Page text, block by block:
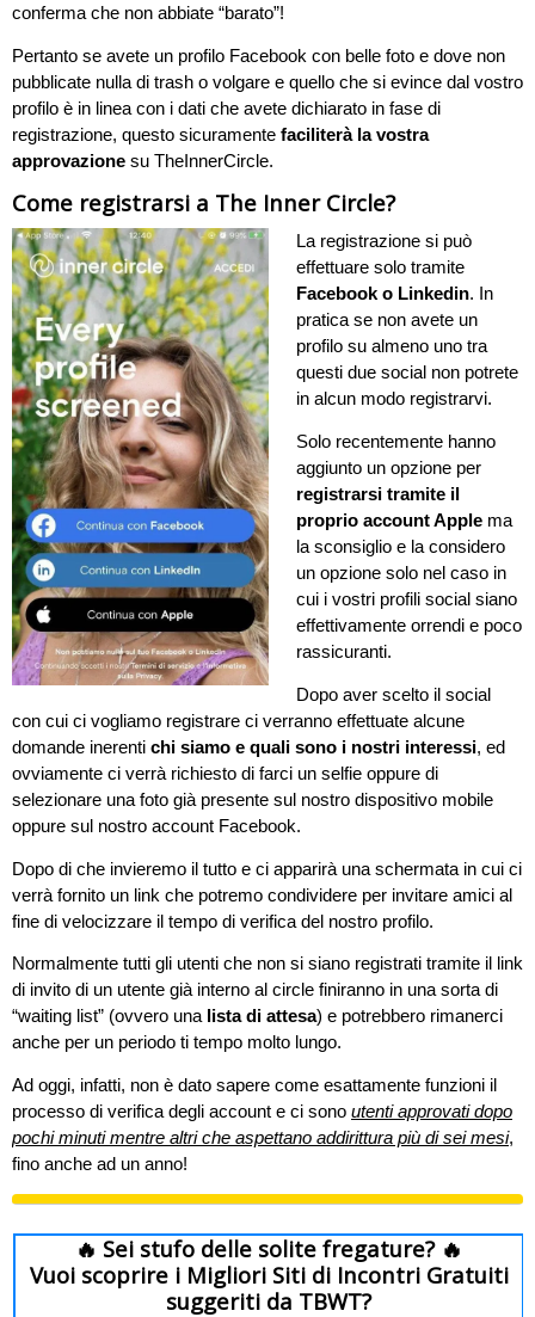
conferma che non abbiate “barato”!
Pertanto se avete un profilo Facebook con belle foto e dove non
pubblicate nulla di trash o volgare e quello che si evince dal vostro
profilo è in linea con i dati che avete dichiarato in fase di
registrazione, questo sicuramente faciliterà la vostra
approvazione su TheInnerCircle.
Come registrarsi a The Inner Circle?
La registrazione si può
effettuare solo tramite
Facebook o Linkedin. In
pratica se non avete un
profilo su almeno uno tra
questi due social non potrete
in alcun modo registrarvi.
Solo recentemente hanno
aggiunto un opzione per
registrarsi tramite il
proprio account Applema
la sconsiglio e la considero
un opzione solo nel caso in
cui i vostri profili social siano
effettivamente orrendi e poco
rassicuranti.
Dopo aver scelto il social
con cui ci vogliamo registrare ci verranno effettuate alcune
domande inerenti chi siamo e quali sono i nostri interessi, ed
ovviamente ci verrà richiesto di farci un selfie oppure di
selezionare una foto già presente sul nostro dispositivo mobile
oppure sul nostro account Facebook.
Dopo di che invieremo il tutto e ci apparirà una schermata in cui ci
verrà fornito un link che potremo condividere per invitare amici al
fine di velocizzare il tempo di verifica del nostro profilo.
Normalmente tutti gli utenti che non si siano registrati tramite il link
di invito di un utente già interno al circle finiranno in una sorta di
“waiting list” (ovvero una lista di attesa) e potrebbero rimanerci
anche per un periodo ti tempo molto lungo.
Ad oggi, infatti, non è dato sapere come esattamente funzioni il
processo di verifica degli account e ci sono utenti approvati dopo
pochi minuti mentre altri che aspettano addirittura più di sei mesi,
fino anche ad un anno!
🔥 Sei stufo delle solite fregature? 🔥
Vuoi scoprire i Migliori Siti di Incontri Gratuiti
suggeriti da TBWT?